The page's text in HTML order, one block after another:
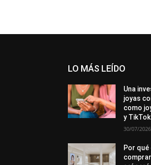
LO MÁS LEÍDO
Una
joyas
como
y
30/07/2026
Por